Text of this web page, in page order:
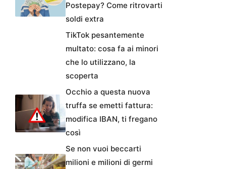
Postepay? Come ritrovarti
soldi extra
TikTok pesantemente
multato: cosa fa ai minori
che lo utilizzano, la
scoperta
Occhio a questa nuova
truffa se emetti fattura:
modifica IBAN, ti fregano
così
Se non vuoi beccarti
milioni e milioni di germi